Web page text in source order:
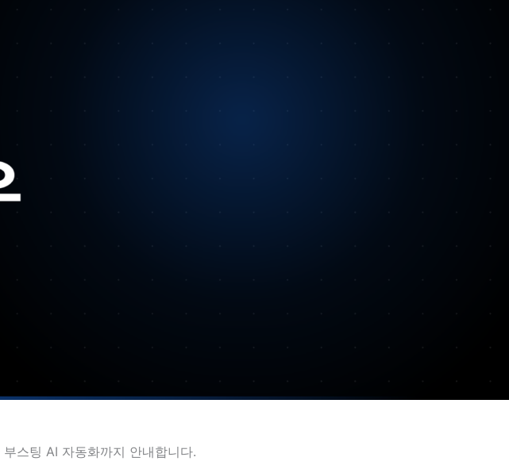
스팅 AI 자동화까지 안내합니다.